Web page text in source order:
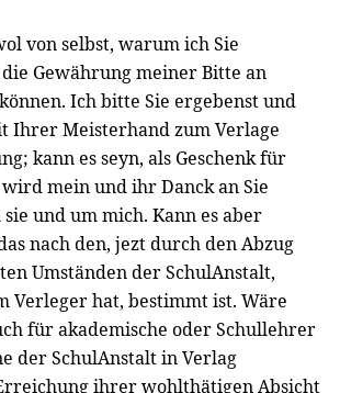
von selbst, warum ich Sie
Gewährung meiner Bitte an
Ich bitte Sie ergebenst und
Ihrer Meisterhand zum Verlage
kann es seyn, als Geschenk für
mein und ihr Danck an Sie
und um mich. Kann es aber
nach den, jezt durch den Abzug
Umständen der SchulAnstalt,
Verleger hat, bestimmt ist. Wäre
für akademische oder Schullehrer
der SchulAnstalt in Verlag
ihrer wohlthätigen Absicht